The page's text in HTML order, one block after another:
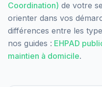
Coordination) de votre
orienter dans vos
différences entre les
nos guides : EHPAD
maintien à domicile.